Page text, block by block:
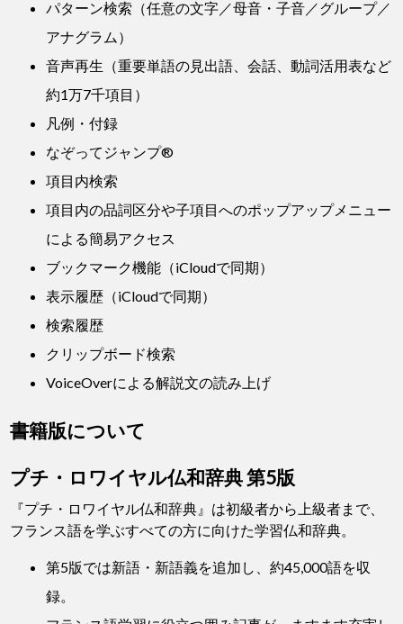
パターン検索（任意の文字／母音・子音／グループ／
アナグラム）
音声再生（重要単語の見出語、会話、動詞活用表など
約1万7千項目）
凡例・付録
なぞってジャンプ®
項目内検索
項目内の品詞区分や子項目へのポップアップメニュー
による簡易アクセス
ブックマーク機能（iCloudで同期）
表示履歴（iCloudで同期）
検索履歴
クリップボード検索
VoiceOverによる解説文の読み上げ
書籍版について
プチ・ロワイヤル仏和辞典 第5版
『プチ・ロワイヤル仏和辞典』は初級者から上級者まで、
フランス語を学ぶすべての方に向けた学習仏和辞典。
第5版では新語・新語義を追加し、約45,000語を収
録。